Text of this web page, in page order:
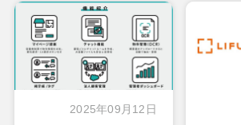
2025年09月12日